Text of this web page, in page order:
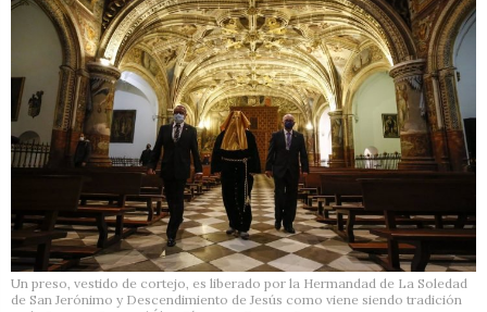
Un preso, vestido de cortejo, es liberado por la Hermandad de La Soledad
de San Jerónimo y Descendimiento de Jesús como viene siendo tradición